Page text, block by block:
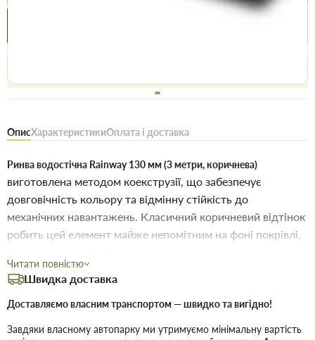
ОписХарактеристикиОплата і доставка
Ринва водостічна Rainway 130 мм (3 метри, коричнева)
виготовлена методом коекструзії, що забезпечує
довговічність кольору та відмінну стійкість до
механічних навантажень. Класичний коричневий відтінок
робить цей елемент майже непомітним на фоні покрівлі,
Технічні переваги:
Оптимальна геометрія ринви гарантує
швидкий відтік води навіть під час сильних злив.
Читати повністю
Швидка доставка
Доставляємо власним транспортом — швидко та вигідно!
Завдяки власному автопарку ми утримуємо мінімальну вартість